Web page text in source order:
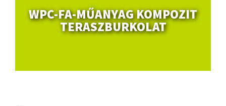
WPC-FA-MŰANYAG KOMPOZIT
TERASZBURKOLAT